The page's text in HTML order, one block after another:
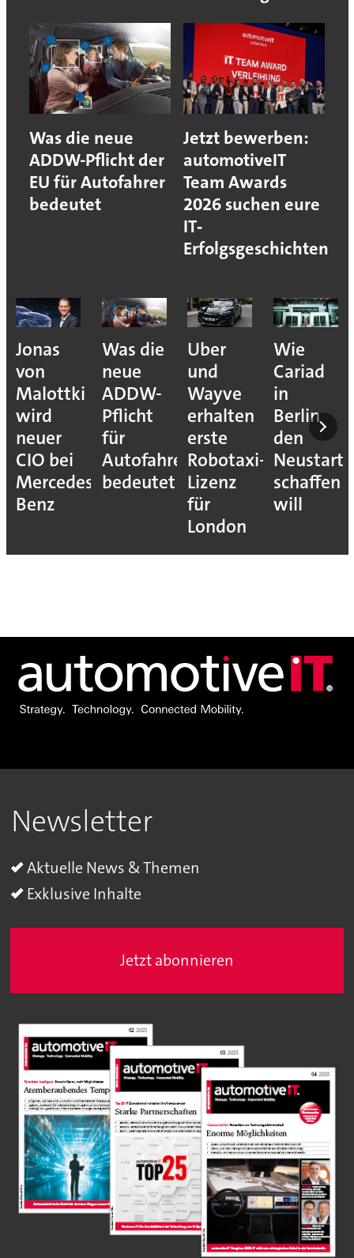
Was die neue
ADDW-Pflicht der
EU für Autofahrer
bedeutet
Jetzt bewerben:
automotiveIT
Team Awards
2026 suchen eure
IT‐
Erfolgsgeschichten
Jonas
von
Malottki
wird
neuer
CIO bei
Mercedes-
Benz
Was die
neue
ADDW-
Pflicht
für
Autofahrer
bedeutet
Uber
und
Wayve
erhalten
erste
Robotaxi-
Lizenz
für
London
Wie
Cariad
in
Berlin
den
Neustart
schaffen
will
Newsletter
Aktuelle News & Themen
Exklusive Inhalte
Jetzt abonnieren